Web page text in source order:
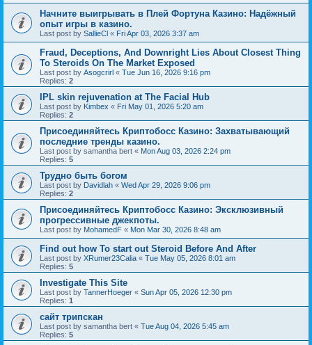
Начните выигрывать в Плей Фортуна Казино: Надёжный
опыт игры в казино.
Last post by SallieCl « Fri Apr 03, 2026 3:37 am
Fraud, Deceptions, And Downright Lies About Closest Thing
To Steroids On The Market Exposed
Last post by Asogcrirl « Tue Jun 16, 2026 9:16 pm
Replies: 2
IPL skin rejuvenation at The Facial Hub
Last post by Kimbex « Fri May 01, 2026 5:20 am
Replies: 2
Присоединяйтесь Криптобосс Казино: Захватывающий
последние тренды казино.
Last post by samantha bert « Mon Aug 03, 2026 2:24 pm
Replies: 5
Трудно быть богом
Last post by Davidlah « Wed Apr 29, 2026 9:06 pm
Replies: 2
Присоединяйтесь Криптобосс Казино: Эксклюзивный
прогрессивные джекпоты.
Last post by MohamedF « Mon Mar 30, 2026 8:48 am
Find out how To start out Steroid Before And After
Last post by XRumer23Calia « Tue May 05, 2026 8:01 am
Replies: 5
Investigate This Site
Last post by TannerHoeger « Sun Apr 05, 2026 12:30 pm
Replies: 1
сайт трипскан
Last post by samantha bert « Tue Aug 04, 2026 5:45 am
Replies: 5